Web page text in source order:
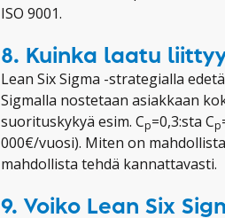
ISO 9001.
8. Kuinka laatu
Lean Six Sigma -strategialla
Sigmalla nostetaan asiakkaan
suorituskykyä esim. Cp=0,3:sta Cp
000€/vuosi). Miten on
mahdollista tehdä kannattavasti.
9. Voiko Lean Six